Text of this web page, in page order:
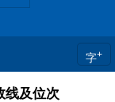
字+
线及位次